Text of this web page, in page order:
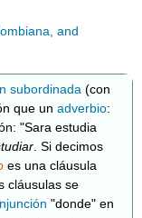
and
subordinada (con
que unadverbio:
"Sara estudia
. Si decimos
es una cláusula
cláusulas se
"donde" en